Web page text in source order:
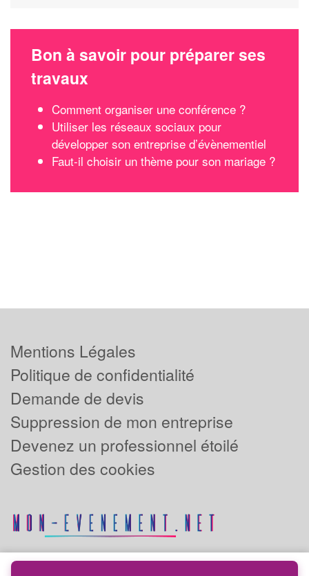
Bon à savoir pour préparer ses
travaux
Comment organiser une conférence ?
Utiliser les réseaux sociaux pour
développer son entreprise d’évènementiel
Faut-il choisir un thème pour son mariage ?
Mentions Légales
Politique de confidentialité
Demande de devis
Suppression de mon entreprise
Devenez un professionnel étoilé
Gestion des cookies